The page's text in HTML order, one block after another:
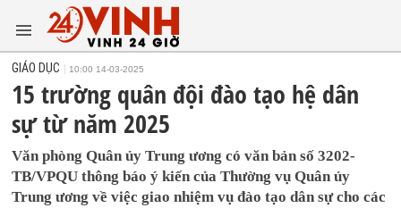
GIÁO DỤC 10:00 14-03-2025
15 trường quân đội đào tạo hệ dân
sự từ năm 2025
Văn phòng Quân ủy Trung ương có văn bản số 3202-
TB/VPQU thông báo ý kiến của Thường vụ Quân ủy
Trung ương về việc giao nhiệm vụ đào tạo dân sự cho các